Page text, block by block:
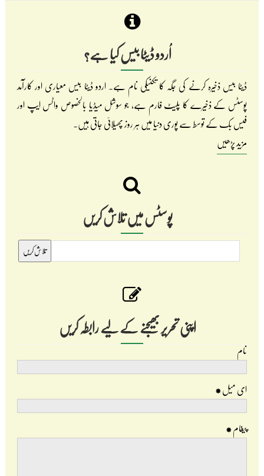
اُردو ڈیٹا بیس کیا ہے؟
ڈیٹا بیس ذخیرہ کرنے کی جگہ کا تکنیکی نام ہے۔ اردو ڈیٹا بیس معیاری اور کارآمد
پوسٹس کے ذخیرے کا پلیٹ فارم ہے، جو سوشل میڈیا بالخصوص واٹس ایپ اور
فیس بک کے توسط سے پوری دنیا میں ہر روز پھیلائی جاتی ہیں۔
مزید پڑھیں
پوسٹس میں تلاش کریں
اپنی تحریر بھیجنے کے لیے رابطہ کریں
نام
ای میل*
پیغام*